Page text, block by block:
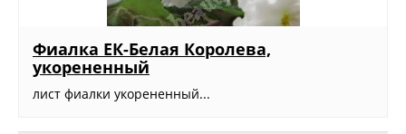
Фиалка ЕК-Белая Королева,
укорененный
лист фиалки укорененный...